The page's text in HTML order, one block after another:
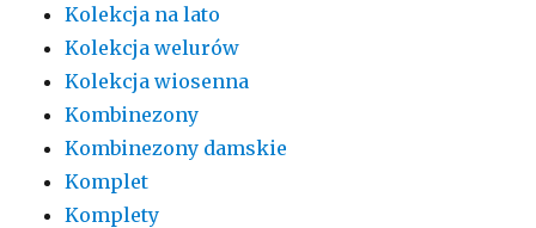
Kolekcja na lato
Kolekcja welurów
Kolekcja wiosenna
Kombinezony
Kombinezony damskie
Komplet
Komplety